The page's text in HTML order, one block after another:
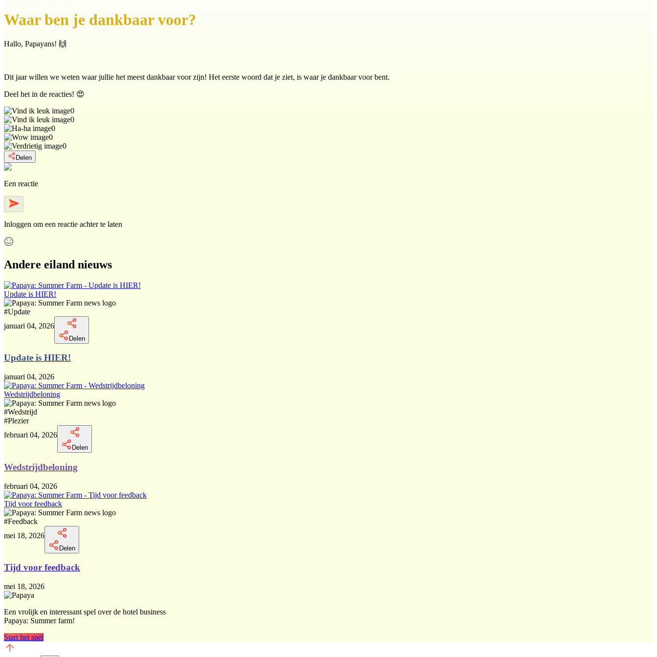
Waar ben je dankbaar voor?
Hallo, Papayans! 🙌
Dit jaar willen we weten waar jullie het meest dankbaar voor zijn! Het eerste woord dat je ziet, is waar je dankbaar voor bent.
Deel het in de reacties! 😍
0
0
0
0
0
Delen
Een reactie
Inloggen om een reactie achter te laten
Andere eiland nieuws
Update is HIER!
#Update
januari 04, 2026
Delen
Update is HIER!
januari 04, 2026
Wedstrijdbeloning
#Wedstrijd
#Plezier
februari 04, 2026
Delen
Wedstrijdbeloning
februari 04, 2026
Tijd voor feedback
#Feedback
mei 18, 2026
Delen
Tijd voor feedback
mei 18, 2026
Een vrolijk en interessant spel over de hotel business
Papaya: Summer farm!
Start het spel